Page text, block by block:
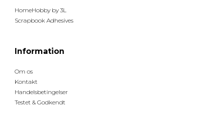
HomeHobby by 3L
Scrapbook Adhesives
Information
Om os
Kontakt
Handelsbetingelser
Testet & Godkendt